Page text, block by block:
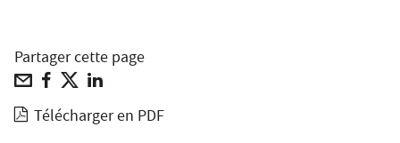
Partager cette page
Télécharger en PDF